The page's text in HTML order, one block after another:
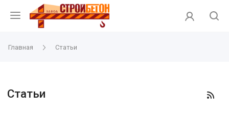
Главная Статьи
Статьи